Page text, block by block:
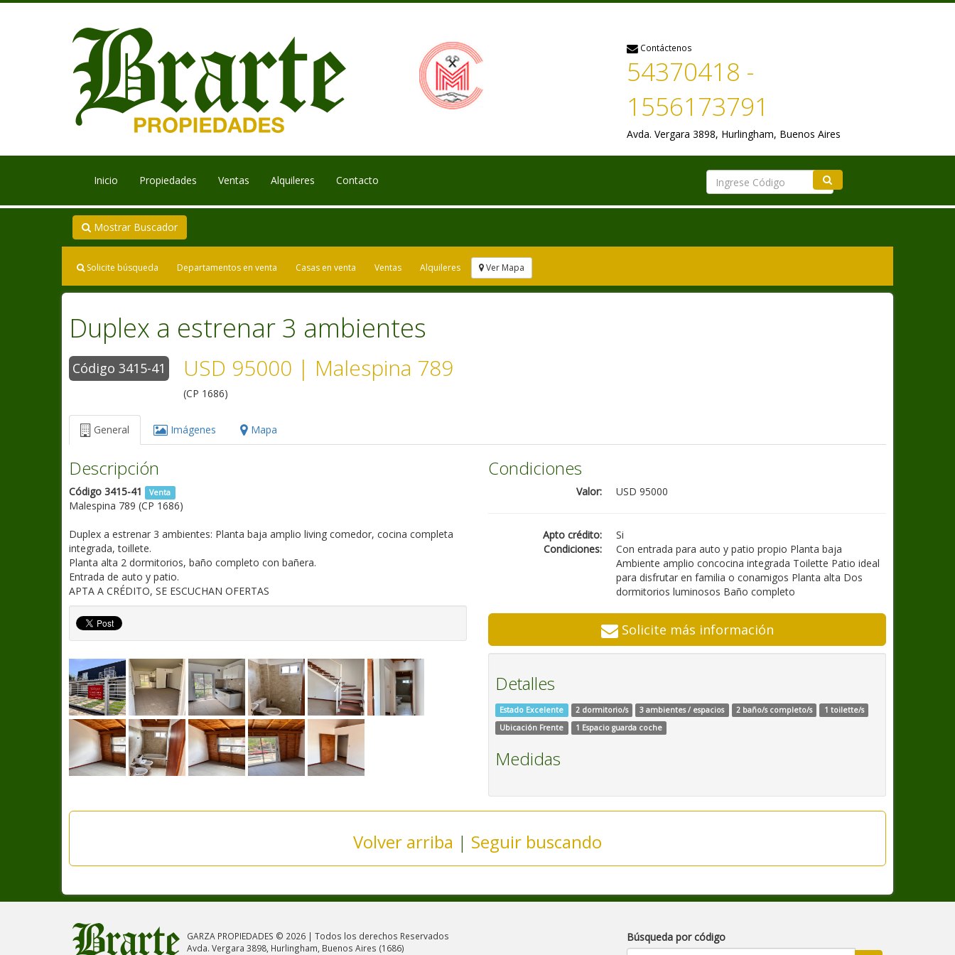
Contáctenos
54370418 -
1556173791
Avda. Vergara 3898, Hurlingham, Buenos Aires
Inicio Propiedades Ventas Alquileres Contacto
Mostrar Buscador
Solicite búsqueda Departamentos en venta Casas en venta Ventas Alquileres Ver Mapa
Duplex a estrenar 3 ambientes
Código 3415-41 USD 95000 | Malespina 789
(CP 1686)
General Imágenes Mapa
Descripción
Código 3415-41 Venta
Malespina 789 (CP 1686)
Duplex a estrenar 3 ambientes: Planta baja amplio living comedor, cocina completa
integrada, toillete.
Planta alta 2 dormitorios, baño completo con bañera.
Entrada de auto y patio.
APTA A CRÉDITO, SE ESCUCHAN OFERTAS
Condiciones
Valor: USD 95000
Apto crédito:
Si
Condiciones:
Con entrada para auto y patio propio Planta baja
Ambiente amplio concocina integrada Toilette Patio ideal
para disfrutar en familia o conamigos Planta alta Dos
dormitorios luminosos Baño completo
Solicite más información
Detalles
Estado Excelente 2 dormitorio/s 3 ambientes / espacios 2 baño/s completo/s
1 toilette/s
Ubicación Frente
1 Espacio guarda coche
Medidas
Volver arriba | Seguir buscando
GARZA PROPIEDADES © 2026 | Todos los derechos Reservados
Avda. Vergara 3898, Hurlingham, Buenos Aires (1686)
Búsqueda por código